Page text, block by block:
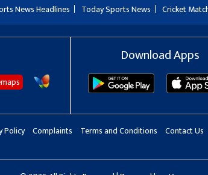
News Headlines Today Sports News Cricket
Download Apps
Policy Complaints Terms and Conditions Contact Us